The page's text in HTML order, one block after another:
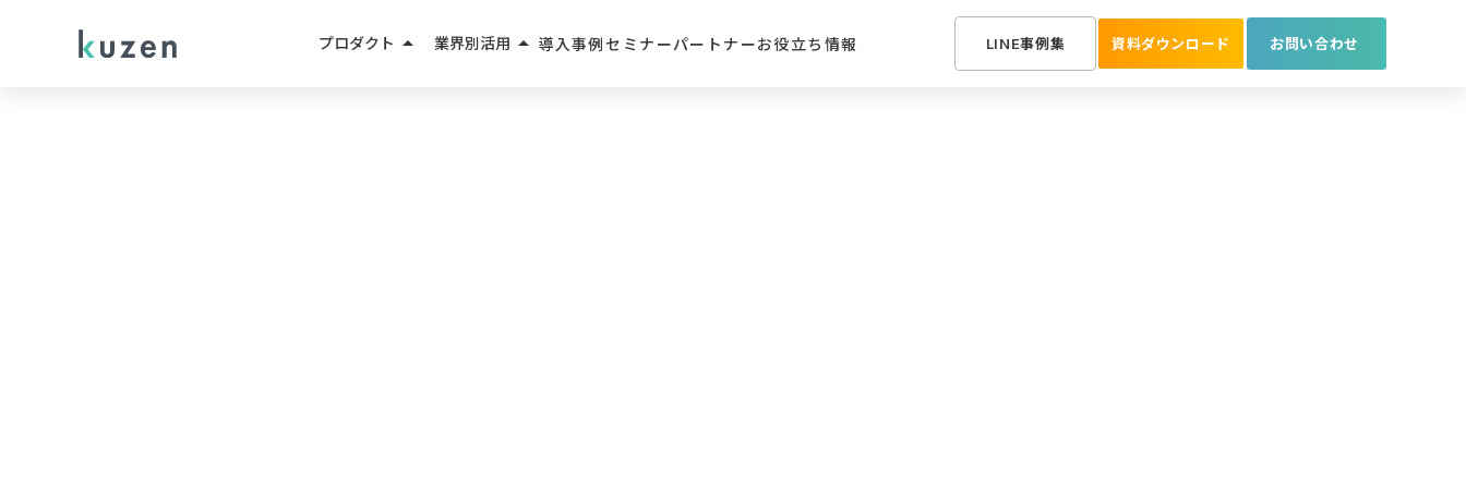
プロダクト arrow_drop_up 業界別活用 arrow_drop_up 導入事例 セミナーパートナーお役立ち情報 LINE事例集 資料ダウンロード お問い合わせ